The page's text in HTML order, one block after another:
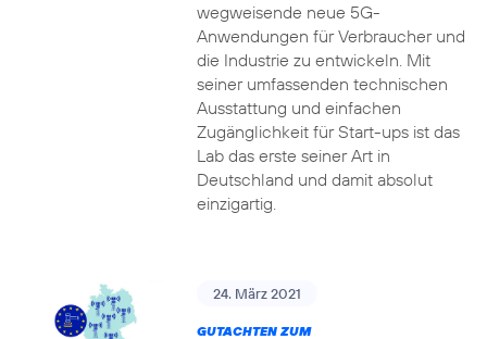
wegweisende neue 5G-
Anwendungen für Verbraucher und
die Industrie zu entwickeln. Mit
seiner umfassenden technischen
Ausstattung und einfachen
Zugänglichkeit für Start-ups ist das
Lab das erste seiner Art in
Deutschland und damit absolut
einzigartig.
24. März 2021
GUTACHTEN ZUM